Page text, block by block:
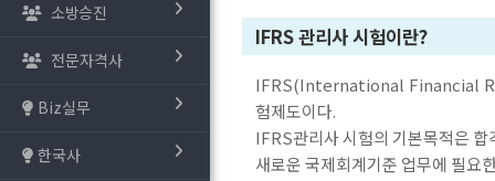
소방승진
전문자격사
Biz실무
한국사
IFRS 관리사 시험이란?
IFRS(International Financial
험제도이다.
IFRS관리사 시험의 기본목적은
새로운 국제회계기준 업무에 필요